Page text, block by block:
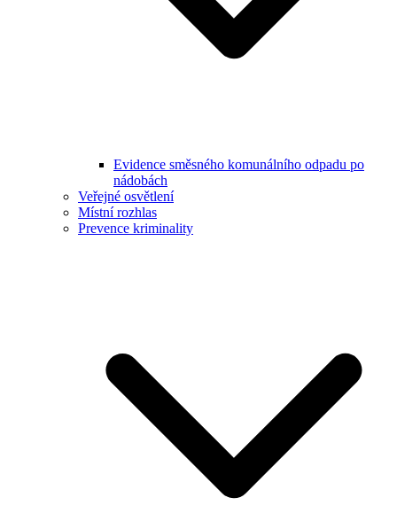
Evidence směsného komunálního odpadu po
nádobách
Veřejné osvětlení
Místní rozhlas
Prevence kriminality